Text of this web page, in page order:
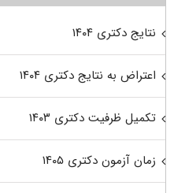
نتایج دکتری ۱۴۰۴
اعتراض به نتایج دکتری ۱۴۰۴
تکمیل ظرفیت دکتری ۱۴۰۳
زمان آزمون دکتری ۱۴۰۵